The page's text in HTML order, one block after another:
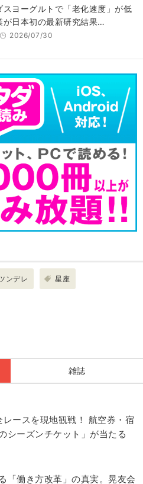
スヨーグルトで「老化速度」が低
日本初の最新研究結果…
2026/07/30
ンデレ 星座
雑誌
ースを現地観戦！ 航空券・宿
シーズンチケット」が当たる
「働き方改革」の真実。晃友会